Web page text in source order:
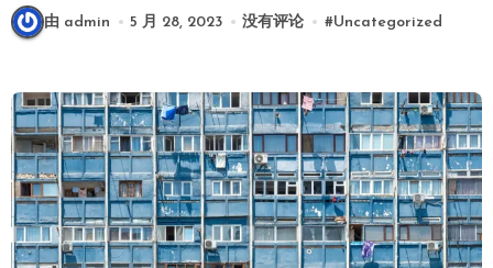
由 admin 5 月 28, 2023 没有评论 #Uncategorized